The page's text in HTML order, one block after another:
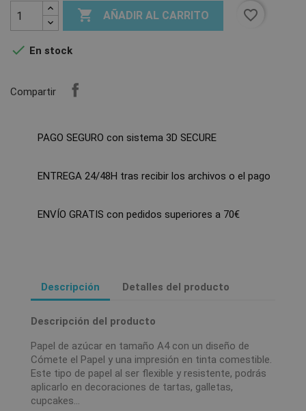
 AÑADIR AL CARRITO favorite_border
 En stock
Compartir
PAGO SEGURO con sistema 3D SECURE
ENTREGA 24/48H tras recibir los archivos o el pago
ENVÍO GRATIS con pedidos superiores a 70€
Descripción Detalles del producto
Descripción del producto
Papel de azúcar en tamaño A4 con un diseño de
Cómete el Papel y una impresión en tinta comestible.
Este tipo de papel al ser flexible y resistente, podrás
aplicarlo en decoraciones de tartas, galletas,
cupcakes…